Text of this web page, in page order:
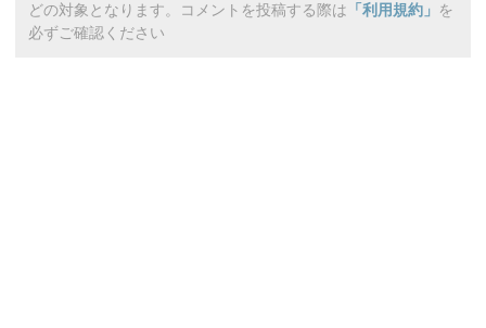
どの対象となります。コメントを投稿する際は 「利用規約」 を
必ずご確認ください